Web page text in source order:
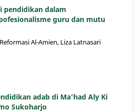
pendidikan dalam
guru dan mutu
Al-Amien, Liza Latnasari
adab di Ma’had Aly Ki
Sukoharjo